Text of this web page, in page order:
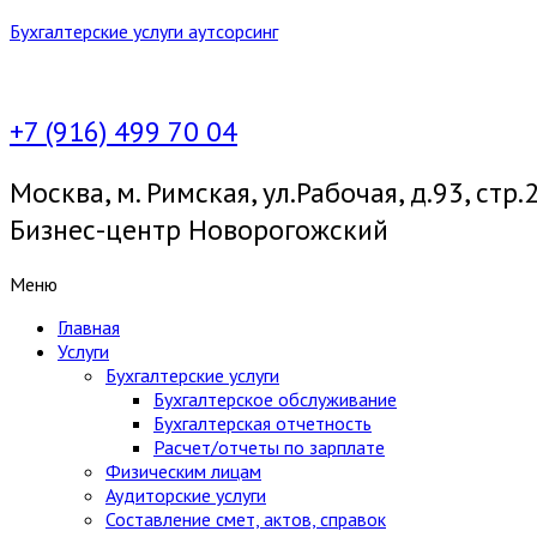
Бухгалтерские услуги аутсорсинг
+7 (916) 499 70 04
Москва, м. Римская, ул.Рабочая, д.93,
Бизнес-центр Новорогожский
Меню
Главная
Услуги
Бухгалтерские услуги
Бухгалтерское обслуживание
Бухгалтерская отчетность
Расчет/отчеты по зарплате
Физическим лицам
Аудиторские услуги
Составление смет, актов, справок